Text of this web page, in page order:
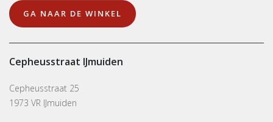
GA NAAR DE WINKEL
Cepheusstraat IJmuiden
Cepheusstraat 25
1973 VR IJmuiden